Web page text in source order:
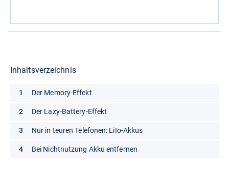
Inhaltsverzeichnis
Der Memory-Effekt
Der Lazy-Battery-Effekt
Nur in teuren Telefonen: LiIo-Akkus
Bei Nichtnutzung Akku entfernen